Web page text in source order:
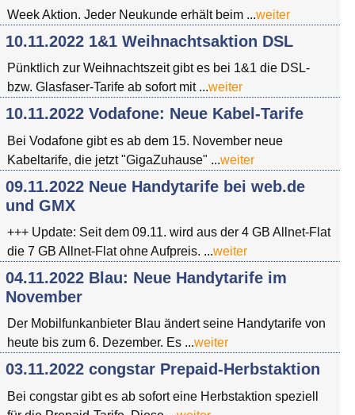
Week Aktion. Jeder Neukunde erhält beim ...weiter
10.11.2022 1&1 Weihnachtsaktion DSL
Pünktlich zur Weihnachtszeit gibt es bei 1&1 die DSL-
bzw. Glasfaser-Tarife ab sofort mit ...weiter
10.11.2022 Vodafone: Neue Kabel-Tarife
Bei Vodafone gibt es ab dem 15. November neue
Kabeltarife, die jetzt "GigaZuhause" ...weiter
09.11.2022 Neue Handytarife bei web.de
und GMX
+++ Update: Seit dem 09.11. wird aus der 4 GB Allnet-Flat
die 7 GB Allnet-Flat ohne Aufpreis. ...weiter
04.11.2022 Blau: Neue Handytarife im
November
Der Mobilfunkanbieter Blau ändert seine Handytarife von
heute bis zum 6. Dezember. Es ...weiter
03.11.2022 congstar Prepaid-Herbstaktion
Bei congstar gibt es ab sofort eine Herbstaktion speziell